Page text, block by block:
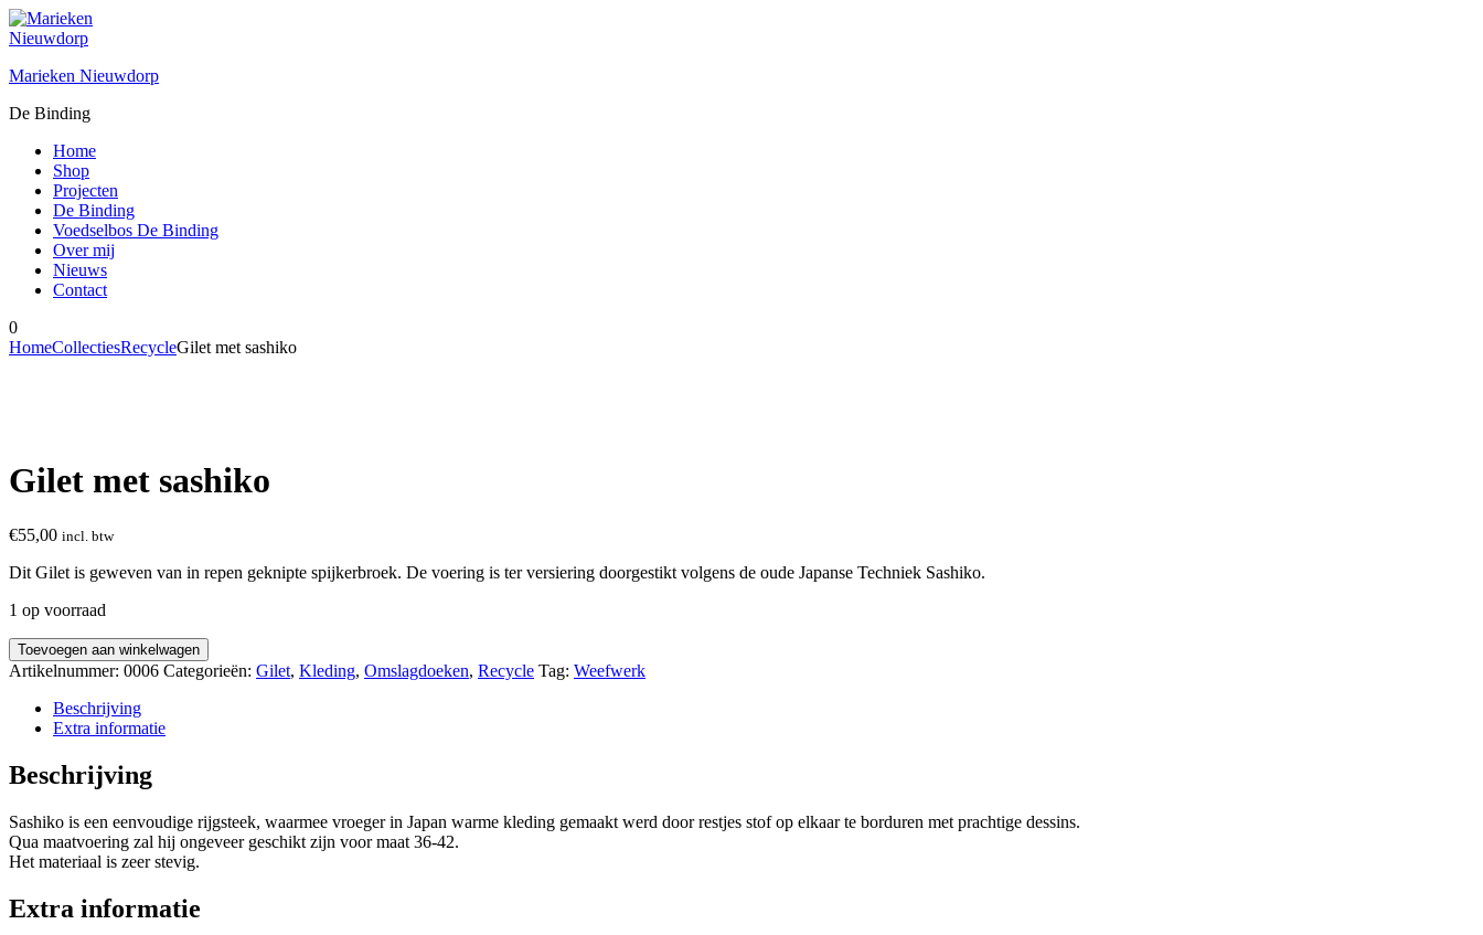
Ga
naar
inhoud
Marieken Nieuwdorp
De Binding
Home
Shop
Projecten
De Binding
Voedselbos De Binding
Over mij
Nieuws
Contact
0
HomeCollectiesRecycleGilet met sashiko
Gilet met sashiko
€55,00 incl. btw
Dit Gilet is geweven van in repen geknipte spijkerbroek. De voering is ter versiering doorgestikt volgens de oude Japanse Techniek Sashiko.
1 op voorraad
Gilet
met
aantal
Toevoegen aan winkelwagen
Artikelnummer: 0006 Categorieën: Gilet, Kleding, Omslagdoeken, Recycle Tag: Weefwerk
Beschrijving
Extra informatie
Beschrijving
Sashiko is een eenvoudige rijgsteek, waarmee vroeger in Japan warme kleding gemaakt werd door restjes stof op elkaar te borduren met prachtige dessins.
Qua maatvoering zal hij ongeveer geschikt zijn voor maat 36-42.
Het materiaal is zeer stevig.
Extra informatie